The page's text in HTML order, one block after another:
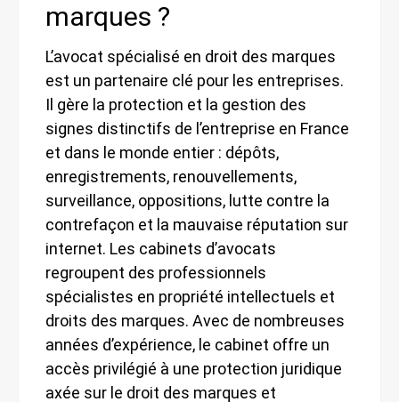
marques ?
L’avocat spécialisé en droit des marques
est un partenaire clé pour les entreprises.
Il gère la protection et la gestion des
signes distinctifs de l’entreprise en France
et dans le monde entier : dépôts,
enregistrements, renouvellements,
surveillance, oppositions, lutte contre la
contrefaçon et la mauvaise réputation sur
internet. Les cabinets d’avocats
regroupent des professionnels
spécialistes en propriété intellectuels et
droits des marques. Avec de nombreuses
années d’expérience, le cabinet offre un
accès privilégié à une protection juridique
axée sur le droit des marques et